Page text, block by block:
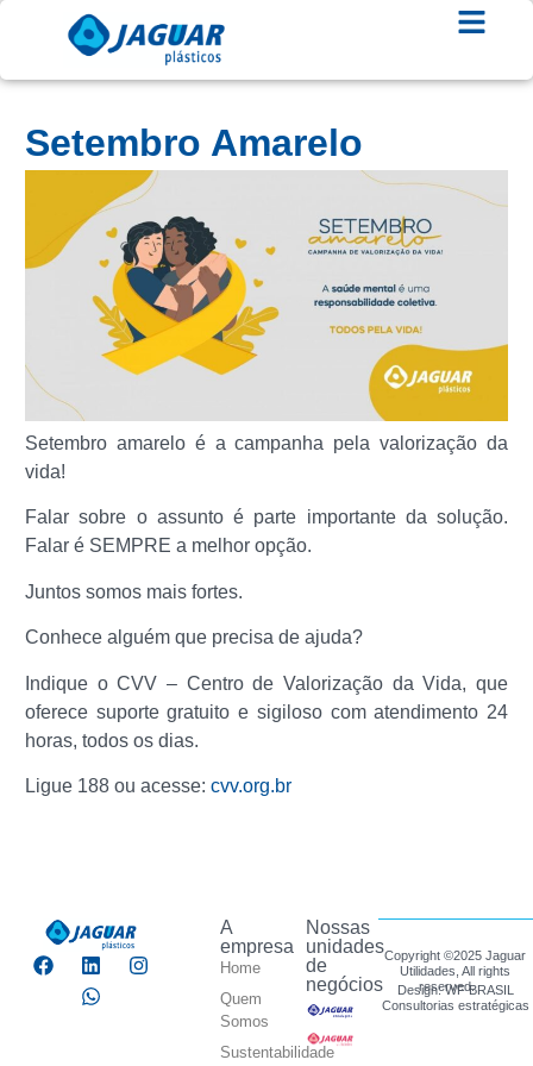
Setembro Amarelo
Setembro amarelo é a campanha pela valorização da
vida!
Falar sobre o assunto é parte importante da solução.
Falar é SEMPRE a melhor opção.
Juntos somos mais fortes.
Conhece alguém que precisa de ajuda?
Indique o CVV – Centro de Valorização da Vida, que
oferece suporte gratuito e sigiloso com atendimento 24
horas, todos os dias.
Ligue 188 ou acesse: cvv.org.br
A
empresa
Home
Quem
Somos
Sustentabilidade
Nossas
unidades
de
negócios
Copyright ©2025 Jaguar
Utilidades, All rights
reserved.
Design: WF BRASIL
Consultorias estratégicas